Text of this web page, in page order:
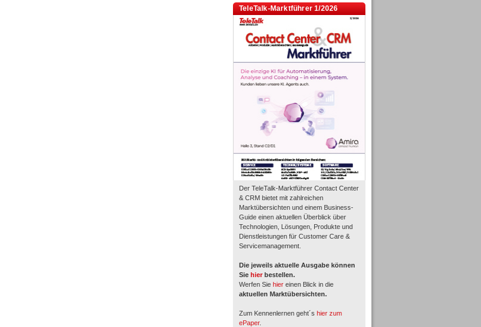
TeleTalk-Marktführer 1/2026
Der TeleTalk-Marktführer Contact Center
& CRM bietet mit zahlreichen
Marktübersichten und einem Business-
Guide einen aktuellen Überblick über
Technologien, Lösungen, Produkte und
Dienstleistungen für Customer Care &
Servicemanagement.
Die jeweils aktuelle Ausgabe können
Sie hier bestellen.
Werfen Sie hier einen Blick in die
aktuellen Marktübersichten.
Zum Kennenlernen geht´s hier zum
ePaper.